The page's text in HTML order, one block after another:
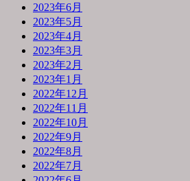
2023年6月
2023年5月
2023年4月
2023年3月
2023年2月
2023年1月
2022年12月
2022年11月
2022年10月
2022年9月
2022年8月
2022年7月